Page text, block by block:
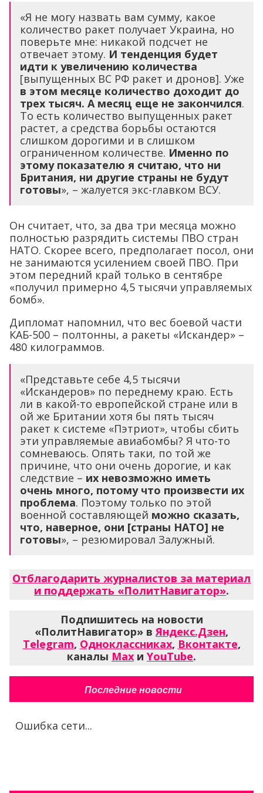
«Я не могу назвать вам сумму, какое
количество ракет получает Украина, но
поверьте мне: никакой подсчет не
отвечает этому. И тенденция будет
идти к увеличению количества
[выпущенных ВС РФ ракет и дронов]. Уже
в этом месяце количество доходит до
трех тысяч. А месяц еще не закончился.
То есть количество выпущенных ракет
растет, а средства борьбы остаются
слишком дорогими и в слишком
ограниченном количестве. Именно по
этому показателю я считаю, что ни
Британия, ни другие страны не будут
готовы», – жалуется экс-главком ВСУ.
Он считает, что, за два три месяца можно
полностью разрядить системы ПВО стран
НАТО. Скорее всего, предполагает посол, они
не занимаются усилением своей ПВО. При
этом передний край только в сентябре
«получил примерно 4,5 тысячи управляемых
бомб».
Дипломат напомнил, что вес боевой части
КАБ-500 – полтонны, а ракеты «Искандер» –
480 килограммов.
«Представьте себе 4,5 тысячи
«Искандеров» по переднему краю. Есть
ли в какой-то европейской стране или в
ой же Британии хотя бы пять тысяч
ракет к системе «Пэтриот», чтобы сбить
эти управляемые авиабомбы? Я что-то
сомневаюсь. Опять таки, по той же
причине, что они очень дорогие, и как
следствие – их невозможно иметь
очень много, потому что произвести их
проблема. Поэтому только по этой
военной составляющей можно сказать,
что, наверное, они [страны НАТО] не
готовы», – резюмировал Залужный.
Отблагодарить журналистов за материал
и поддержать «ПолитНавигатор».
Подпишитесь на новости
«ПолитНавигатор» вЯндекс.Дзен,
Telegram, Одноклассниках, Вконтакте,
каналы Max и YouTube.
Последние новости
Ошибка сети...